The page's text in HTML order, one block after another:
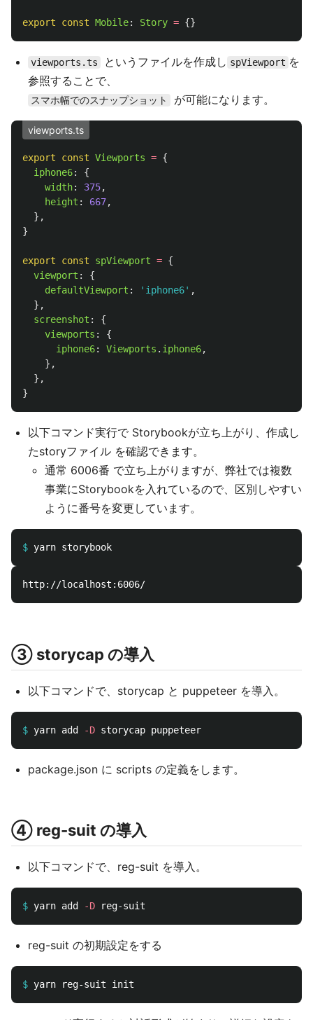
export const Mobile: Story = {}
viewports.ts というファイルを作成し spViewport を
参照することで、
スマホ幅でのスナップショット が可能になります。
viewports.ts
export const Viewports = {
iphone6:
{
width: 375,
height : 667,
},
}
export const spViewport = {
viewport :
{
defaultViewport : ' iphone6' ,
},
screenshot :
{
viewports :
{
iphone6: Viewports . iphone6,
},
},
}
以下コマンド実行で Storybookが立ち上がり、作成し
たstoryファイル を確認できます。
通常 6006番 で立ち上がりますが、弊社では複数
事業にStorybookを入れているので、区別しやすい
ように番号を変更しています。
$
③ storycap の導入
以下コマンドで、storycap と puppeteer を導入。
$ yarn add -D
package.json に scripts の定義をします。
④ reg-suit の導入
以下コマンドで、reg-suit を導入。
$ yarn add -D
reg-suit の初期設定をする
$